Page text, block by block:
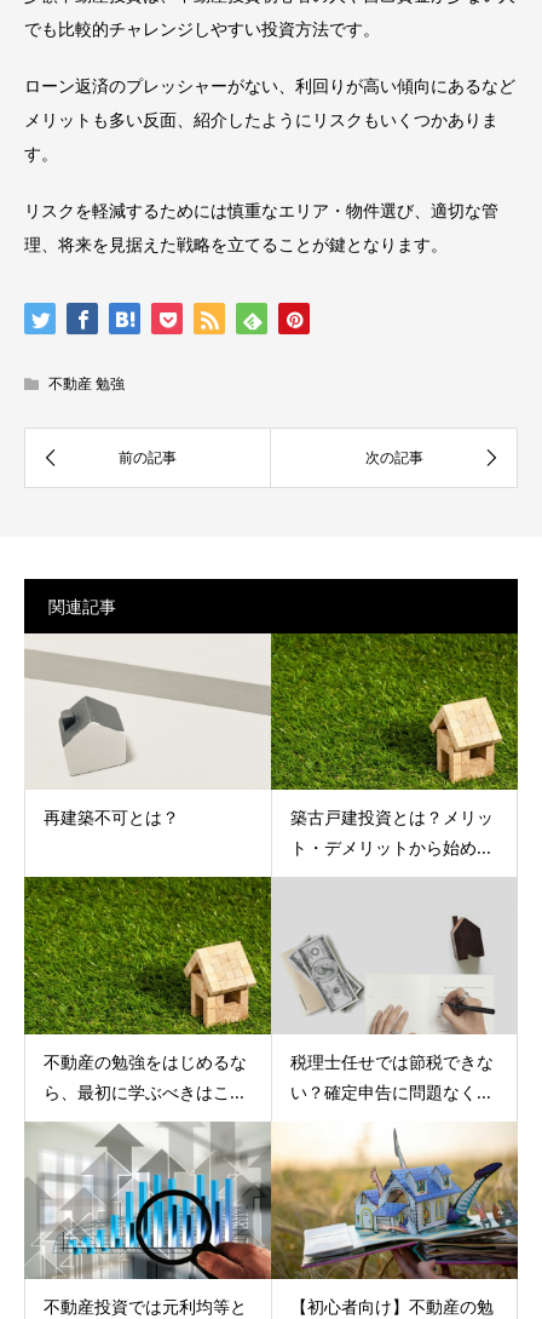
でも比較的チャレンジしやすい投資方法です。
ローン返済のプレッシャーがない、利回りが高い傾向にあるなど
メリットも多い反面、紹介したようにリスクもいくつかありま
す。
リスクを軽減するためには慎重なエリア・物件選び、適切な管
理、将来を見据えた戦略を立てることが鍵となります。
不動産 勉強
関連記事
再建築不可とは？
築古戸建投資とは？メリッ
ト・デメリットから始め...
不動産の勉強をはじめるな
ら、最初に学ぶべきはこ...
税理士任せでは節税できな
い？確定申告に問題なく...
不動産投資では元利均等と
【初心者向け】不動産の勉